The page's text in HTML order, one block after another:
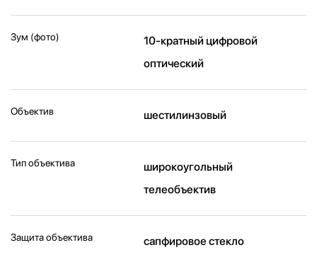
Зум (фото)
10-кратный цифровой
оптический
Объектив шестилинзовый
Тип объектива
широкоугольный
телеобъектив
Защита объектива сапфировое стекло